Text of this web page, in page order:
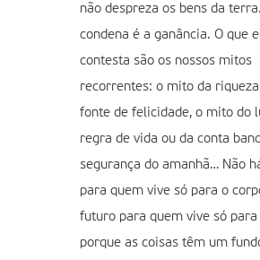
não despreza os bens da
condena é a ganância. O que
contesta são os nossos mitos
recorrentes: o mito da
fonte de felicidade, o mito do
regra de vida ou da conta
segurança do amanhã… Não
para quem vive só para o
futuro para quem vive só para
porque as coisas têm um